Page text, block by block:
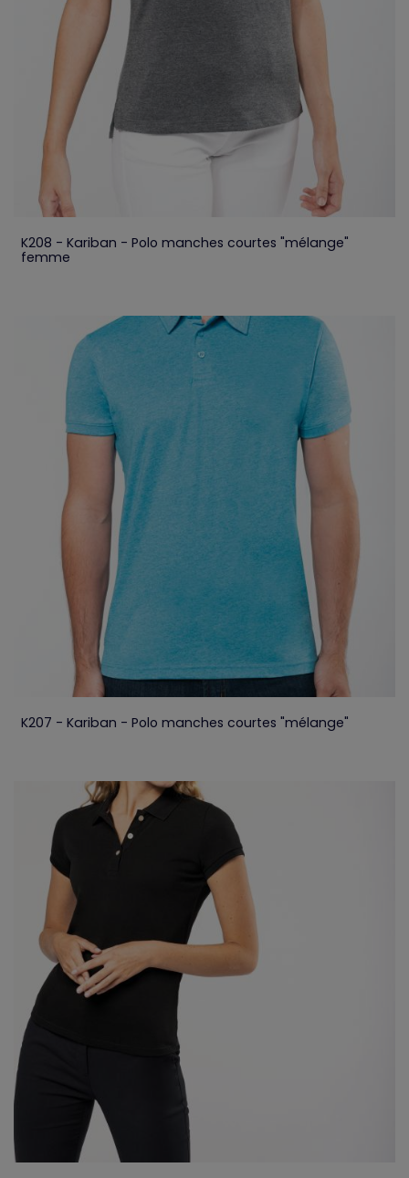
K208 - Kariban - Polo manches courtes "mélange"
femme
K207 - Kariban - Polo manches courtes "mélange"